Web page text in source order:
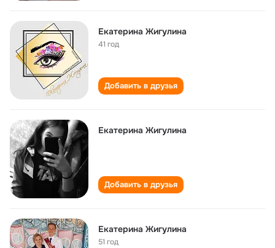
Екатерина Жигулина
41 год
Добавить в друзья
Екатерина Жигулина
Добавить в друзья
Екатерина Жигулина
51 год